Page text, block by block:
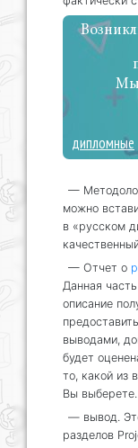
Мы
дипломные
—
можно
в «русском
— Отчет о
Данная
описание
выводами,
будет
то, какой из
Вы выберете.
— вывод.
разделов